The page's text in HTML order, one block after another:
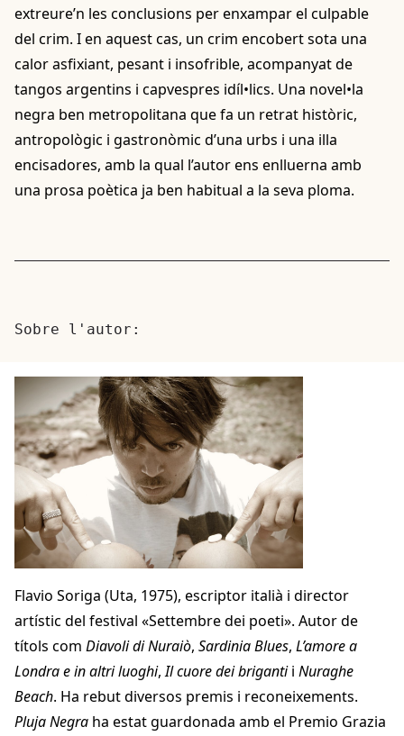
extreure’n les conclusions per enxampar el culpable
del crim. I en aquest cas, un crim encobert sota una
calor asfixiant, pesant i insofrible, acompanyat de
tangos argentins i capvespres idíl•lics. Una novel•la
negra ben metropolitana que fa un retrat històric,
antropològic i gastronòmic d’una urbs i una illa
encisadores, amb la qual l’autor ens enlluerna amb
una prosa poètica ja ben habitual a la seva ploma.
Sobre l'autor:
Flavio Soriga (Uta, 1975), escriptor italià i director
artístic del festival «Settembre dei poeti». Autor de
títols com Diavoli di Nuraiò, Sardinia Blues, L’amore a
Londra e in altri luoghi,Il cuore dei brigantii Nuraghe
Beach. Ha rebut diversos premis i reconeixements.
Pluja Negra ha estat guardonada amb el Premio Grazia